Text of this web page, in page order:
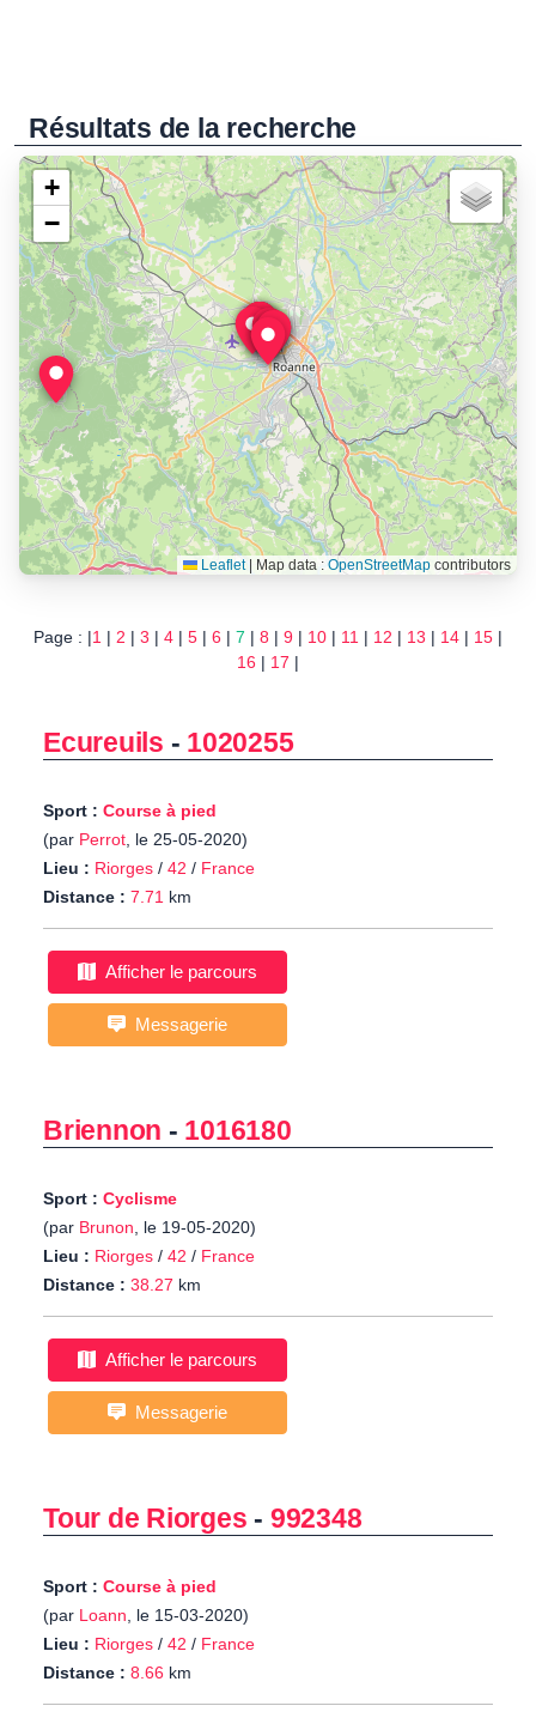
Résultats de la recherche
+
−
Leaflet Map data : OpenStreetMapcontributors
Page : |1 | 2 | 3 | 4 | 5 | 6 | 7 | 8 | 9 | 10 | 11 | 12 | 13 | 14 | 15 |
16 | 17 |
Ecureuils - 1020255
Sport : Course à pied
(par Perrot, le 25-05-2020)
Lieu : Riorges / 42 / France
Distance : 7.71 km
Afficher le parcours
Messagerie
Briennon - 1016180
Sport : Cyclisme
(par Brunon, le 19-05-2020)
Lieu : Riorges / 42 / France
Distance : 38.27 km
Afficher le parcours
Messagerie
Tour de Riorges - 992348
Sport : Course à pied
(par Loann, le 15-03-2020)
Lieu : Riorges / 42 / France
Distance : 8.66 km